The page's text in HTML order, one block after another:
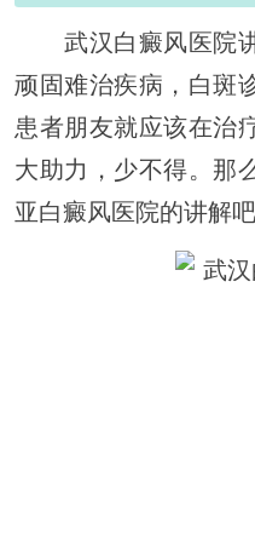
武汉白癜风医院讲
顽固难治疾病，白斑
患者朋友就应该在治
大助力，少不得。那
亚白癜风医院的讲解吧